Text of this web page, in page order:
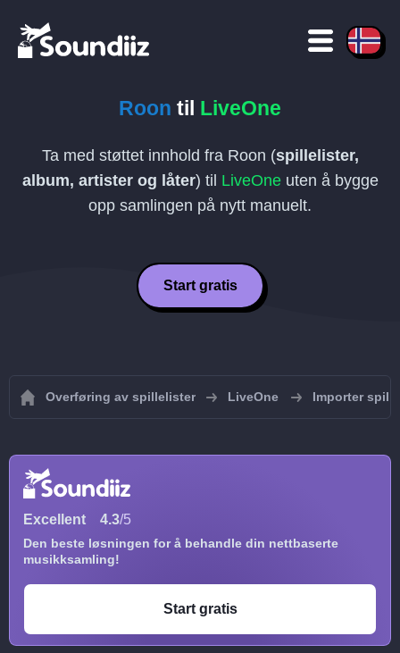
Roon til LiveOne
Ta med støttet innhold fra Roon (spillelister,
album, artister og låter) til LiveOneuten å bygge
opp samlingen på nytt manuelt.
Start gratis
Overføring av spillelister LiveOne Importer
Excellent 4.3/5
Den beste løsningen for å behandle din nettbaserte
musikksamling!
Start gratis